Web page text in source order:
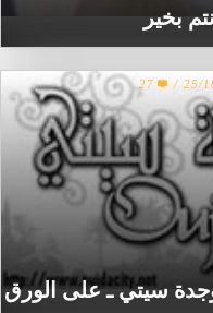
بخير
وجدة سيتي ـ على الورق
25/
/
27